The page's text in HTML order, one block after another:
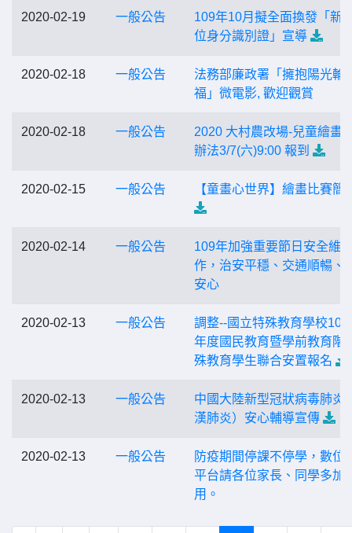
2020-02-19 一般公告
109年10月擬全面換發「新
位身分識別證」宣導
2020-02-18 一般公告
法務部廉政署「擁抱陽光輪
福」微電影, 歡迎觀賞
2020-02-18 一般公告
2020 大村農改場-兒童繪畫
辦法3/7(六)9:00 報到
2020-02-15 一般公告 【童畫心世界】繪畫比賽簡
2020-02-14 一般公告
109年加強重要節日安全維
作，治安平穩、交通順暢、
安心
2020-02-13 一般公告
調整--國立特殊教育學校109
年度國民教育暨學前教育階
殊教育學生聯合安置報名
2020-02-13 一般公告
中國大陸新型冠狀病毒肺炎
漢肺炎）安心輔導宣傳
2020-02-13 一般公告
防疫期間停課不停學，數位
平台請各位家長、同學多加
用。